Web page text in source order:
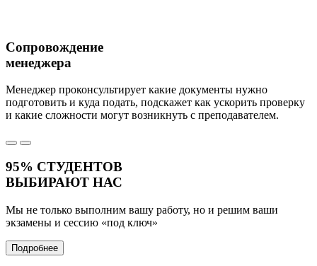
Сопровождение
менеджера
Менеджер проконсультирует какие документы нужно
подготовить и куда подать, подскажет как ускорить проверку
и какие сложности могут возникнуть с преподавателем.
95% СТУДЕНТОВ
ВЫБИРАЮТ НАС
Мы не только выполним вашу работу, но и решим ваши
экзамены и сессию «под ключ»
Подробнее